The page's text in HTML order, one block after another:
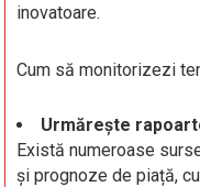
inovatoare.
Cum să monitorizezi
Urmărește
Există numeroase
și prognoze de piață,